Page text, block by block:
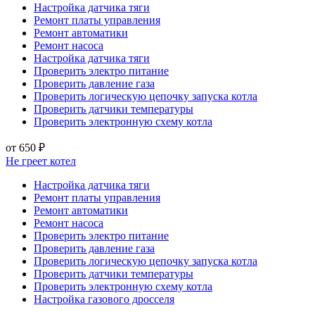
Настройка датчика тяги
Ремонт платы управления
Ремонт автоматики
Ремонт насоса
Настройка датчика тяги
Проверить электро питание
Проверить давление газа
Проверить логическую цепочку запуска котла
Проверить датчики температуры
Проверить электронную схему котла
от 650 ₽
Не греет котел
Настройка датчика тяги
Ремонт платы управления
Ремонт автоматики
Ремонт насоса
Проверить электро питание
Проверить давление газа
Проверить логическую цепочку запуска котла
Проверить датчики температуры
Проверить электронную схему котла
Настройка газового дросселя